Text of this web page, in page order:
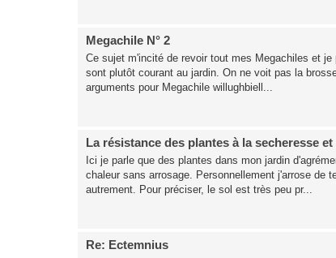
Megachile N° 2
Ce sujet m'incité de revoir tout mes Megachiles et
sont plutôt courant au jardin. On ne voit pas la
arguments pour Megachile willughbiell...
La résistance des plantes à la secheresse
Ici je parle que des plantes dans mon jardin
chaleur sans arrosage. Personnellement j'arrose de
autrement. Pour préciser, le sol est très peu pr...
Re: Ectemnius